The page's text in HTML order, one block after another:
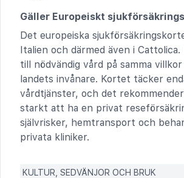
Gäller Europeiskt
Det europeiska
Italien och därmed även i
till nödvändig vård på samma
landets invånare. Kortet täcker
vårdtjänster, och det
starkt att ha en privat
självrisker, hemtransport och
privata kliniker.
KULTUR, SEDVÄNJOR OCH BRUK